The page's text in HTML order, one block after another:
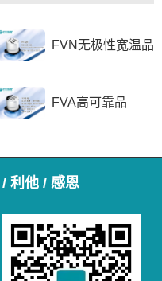
FVN无极性宽温品
FVA高可靠品
利他 / 感恩